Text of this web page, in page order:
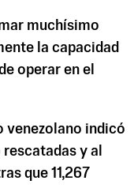
muchísimo
la capacidad
operar en el
venezolano indicó
y al
que 11,267